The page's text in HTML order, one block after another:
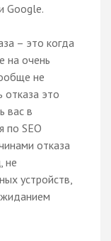
Google.
– это когда
на очень
не
отказа это
вас в
по SEO
отказа
не
устройств,